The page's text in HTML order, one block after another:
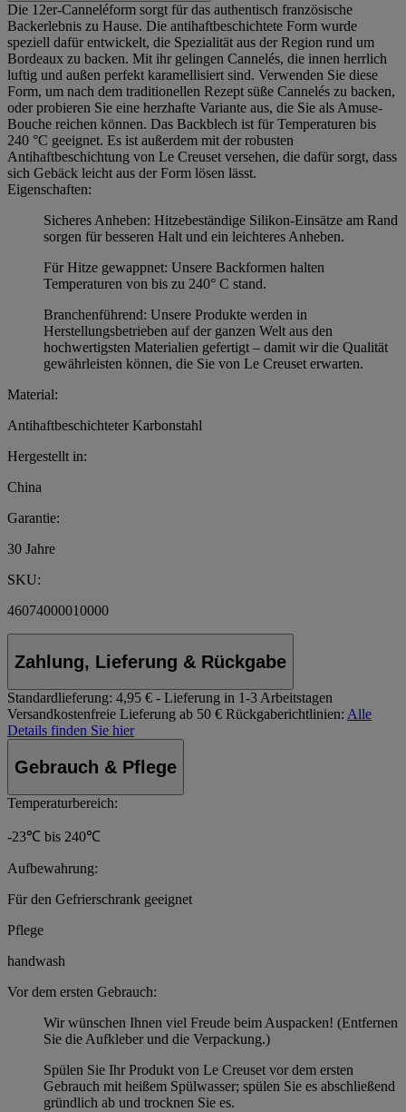
Die 12er-Canneléform sorgt für das authentisch französische
Backerlebnis zu Hause. Die antihaftbeschichtete Form wurde
speziell dafür entwickelt, die Spezialität aus der Region rund um
Bordeaux zu backen. Mit ihr gelingen Cannelés, die innen herrlich
luftig und außen perfekt karamellisiert sind. Verwenden Sie diese
Form, um nach dem traditionellen Rezept süße Cannelés zu backen,
oder probieren Sie eine herzhafte Variante aus, die Sie als Amuse-
Bouche reichen können. Das Backblech ist für Temperaturen bis
240 °C geeignet. Es ist außerdem mit der robusten
Antihaftbeschichtung von Le Creuset versehen, die dafür sorgt, dass
sich Gebäck leicht aus der Form lösen lässt.
Eigenschaften:
Sicheres Anheben: Hitzebeständige Silikon-Einsätze am Rand
sorgen für besseren Halt und ein leichteres Anheben.
Für Hitze gewappnet: Unsere Backformen halten
Temperaturen von bis zu 240° C stand.
Branchenführend: Unsere Produkte werden in
Herstellungsbetrieben auf der ganzen Welt aus den
hochwertigsten Materialien gefertigt – damit wir die Qualität
gewährleisten können, die Sie von Le Creuset erwarten.
Material:
Antihaftbeschichteter Karbonstahl
Hergestellt in:
China
Garantie:
30 Jahre
SKU:
46074000010000
Zahlung, Lieferung & Rückgabe
Standardlieferung: 4,95 € - Lieferung in 1-3 Arbeitstagen
Versandkostenfreie Lieferung ab 50 € Rückgaberichtlinien: Alle
Details finden Sie hier
Gebrauch & Pflege
Temperaturbereich:
-23℃ bis 240℃
Aufbewahrung:
Für den Gefrierschrank geeignet
Pflege
handwash
Vor dem ersten Gebrauch:
Wir wünschen Ihnen viel Freude beim Auspacken! (Entfernen
Sie die Aufkleber und die Verpackung.)
Spülen Sie Ihr Produkt von Le Creuset vor dem ersten
Gebrauch mit heißem Spülwasser; spülen Sie es abschließend
gründlich ab und trocknen Sie es.